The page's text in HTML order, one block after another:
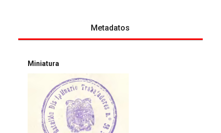
Metadatos
Miniatura